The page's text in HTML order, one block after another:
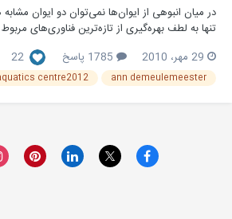
در میان انبوهی از ایوان‌ها نمی‌توان دو ایوان مشابه
تنها به لطف بهره‌گیری از تازه‌ترین فناوری‌های
مشخصه منحصربه فرد: در میان انبوهی از ایو...
29 مهر، 2010 1785 پاسخ 22
ann demeulemeester
aquatics centre2012